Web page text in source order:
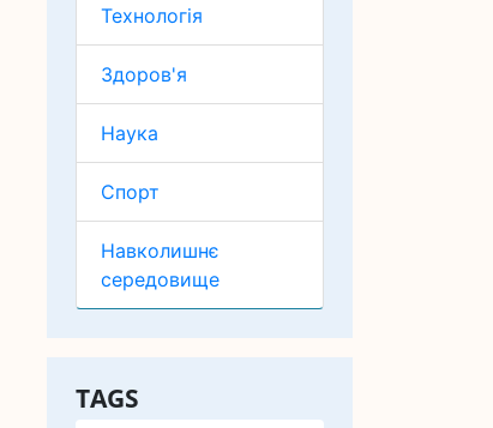
Технологія
Здоров'я
Наука
Спорт
Навколишнє
середовище
TAGS